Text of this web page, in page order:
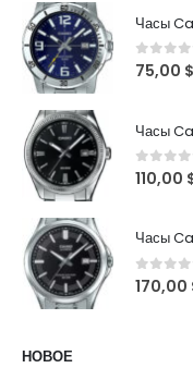
Часы
0out
75,00 $
Часы
0out
110,00
Часы
0out
170,00
НОВОЕ